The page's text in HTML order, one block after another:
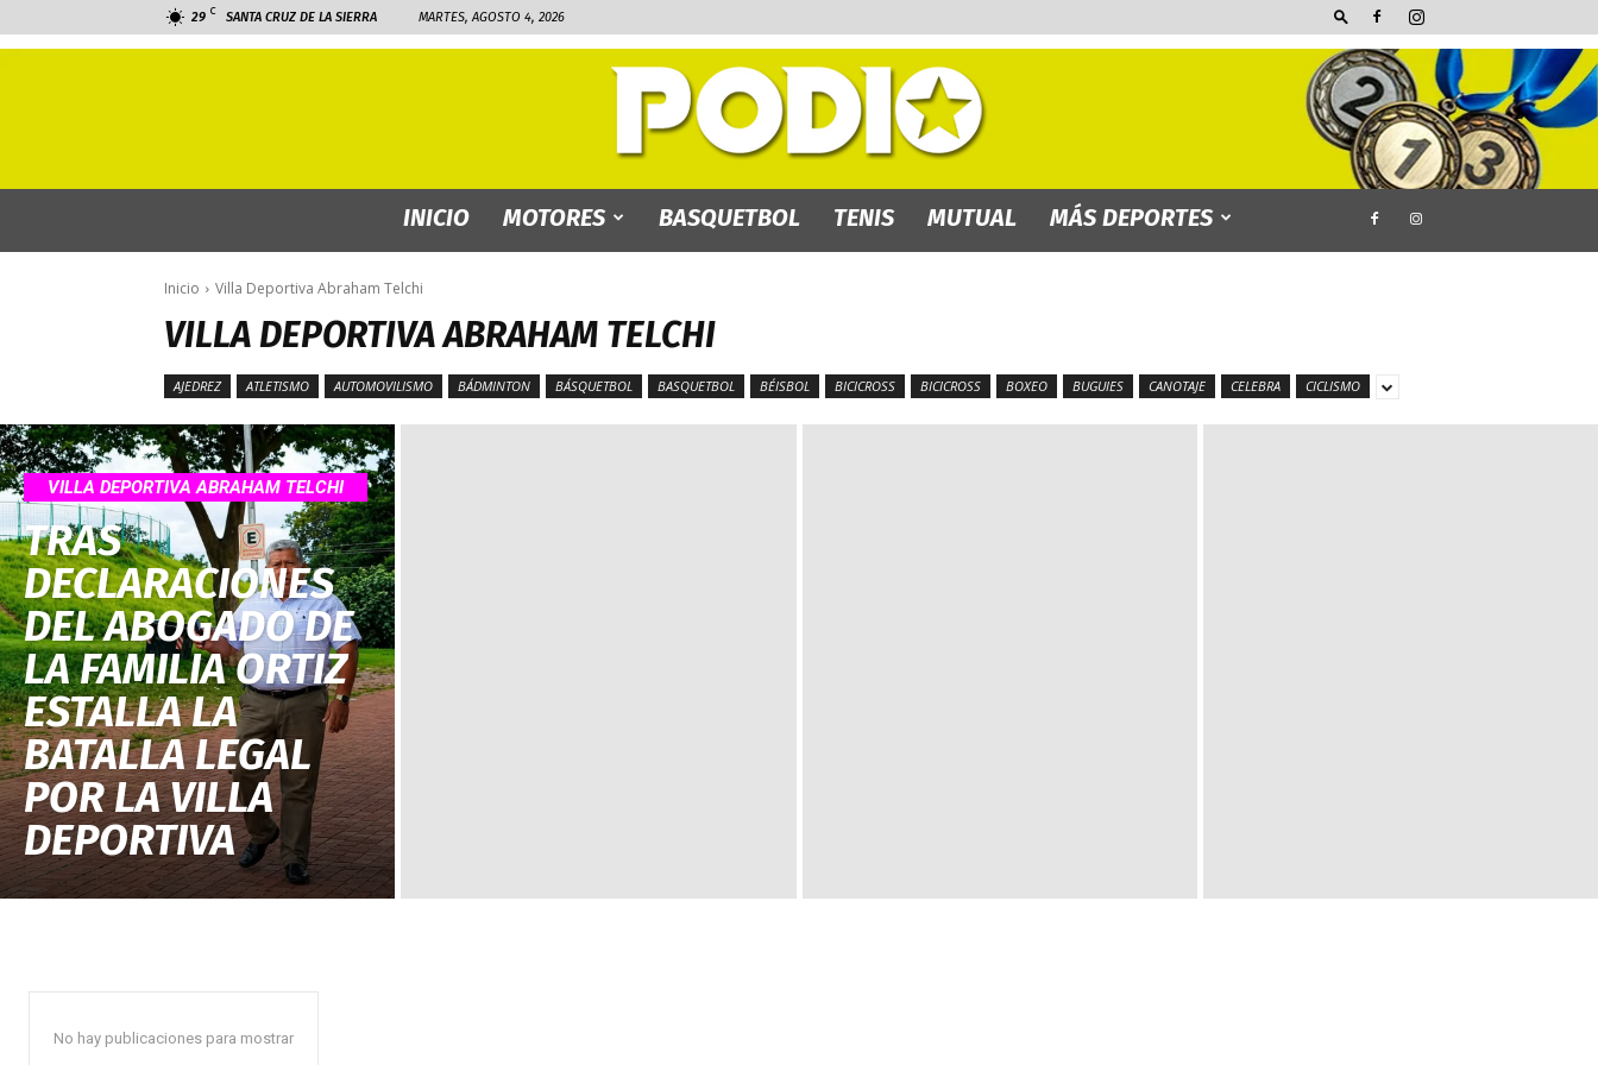
29 C SANTA CRUZ DE LA SIERRA MARTES, AGOSTO 4, 2026
INICIO MOTORES BASQUETBOL TENIS MUTUAL MÁS DEPORTES
Inicio Villa Deportiva Abraham Telchi
VILLA DEPORTIVA ABRAHAM TELCHI
AJEDREZ ATLETISMO AUTOMOVILISMO BÁDMINTON BÁSQUETBOL BASQUETBOL BÉISBOL BICICROSS BICICROSS BOXEO BUGUIES CANOTAJE CELEBRA CICLISMO
VILLA DEPORTIVA ABRAHAM TELCHI
TRAS
DECLARACIONES
DEL ABOGADO DE
LA FAMILIA ORTIZ
ESTALLA LA
BATALLA LEGAL
POR LA VILLA
DEPORTIVA
No hay publicaciones para mostrar